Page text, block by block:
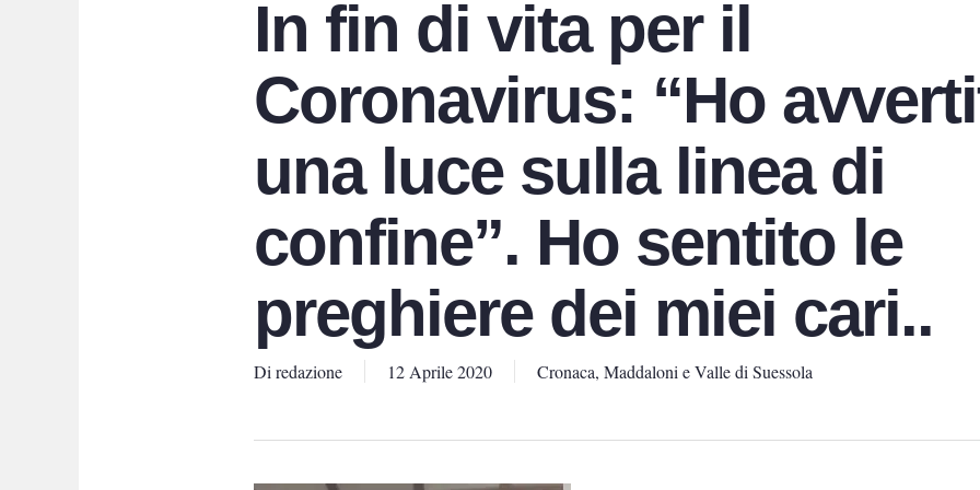
In fin di vita per il
Coronavirus: “Ho
una luce sulla linea di
confine”. Ho sentito le
preghiere dei miei cari..
Di redazione 12 Aprile 2020 Cronaca, Maddaloni e Valle di Suessola